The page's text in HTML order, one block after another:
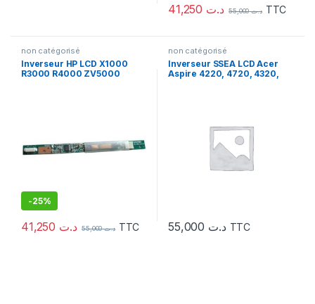
د.ت د.ت55,000 TTC
non catégorisé
Inverseur HP LCD X1000
R3000 R4000 ZV5000
-25%
د.ت د.ت55,000 TTC
non catégorisé
Inverseur SSEA LCD Acer
Aspire 4220, 4720, 4320,
د.ت TTC